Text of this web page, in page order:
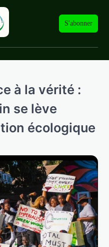
S'abonner
à la vérité :
se lève
écologique